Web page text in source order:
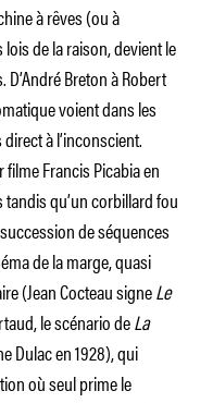
à rêves (ou à
de la raison, devient le
Breton à Robert
voient dans les
à l’inconscient.
filme Francis Picabia en
qu’un corbillard fou
de séquences
de la marge, quasi
(Jean Cocteau signeLe
le scénario deLa
Dulac en 1928), qui
où seul prime le